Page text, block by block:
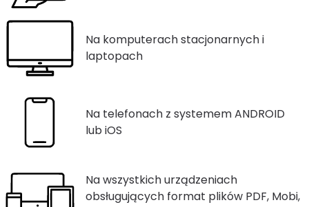
Na komputerach stacjonarnych i
laptopach
Na telefonach z systemem ANDROID
lub iOS
Na wszystkich urządzeniach
obsługujących format plików PDF, Mobi,